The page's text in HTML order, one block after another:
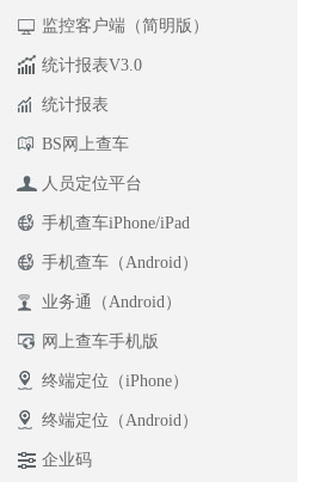
监控客户端（简明版）
统计报表V3.0
统计报表
BS网上查车
人员定位平台
手机查车iPhone/iPad
手机查车（Android）
业务通（Android）
网上查车手机版
终端定位（iPhone）
终端定位（Android）
企业码